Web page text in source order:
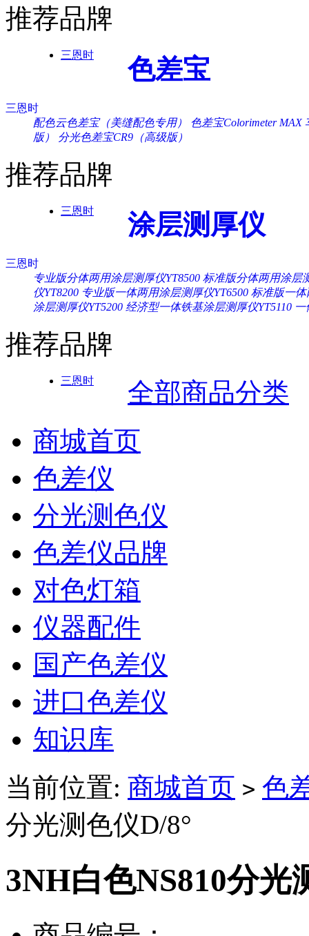
推荐品牌
三恩时 色差宝
三恩时
配色云色差宝（美缝配色专用）
色差宝Colorimeter MAX
版）
分光色差宝CR9（高级版）
推荐品牌
三恩时 涂层测厚仪
三恩时
专业版分体两用涂层测厚仪YT8500 标准版分体两用涂层
仪YT8200 专业版一体两用涂层测厚仪YT6500 标准版一体
涂层测厚仪YT5200 经济型一体铁基涂层测厚仪YT5110 一
推荐品牌
三恩时
全部商品分类
商城首页
色差仪
分光测色仪
色差仪品牌
对色灯箱
仪器配件
国产色差仪
进口色差仪
知识库
当前位置: 商城首页 > 色
分光测色仪D/8°
3NH白色NS810分光